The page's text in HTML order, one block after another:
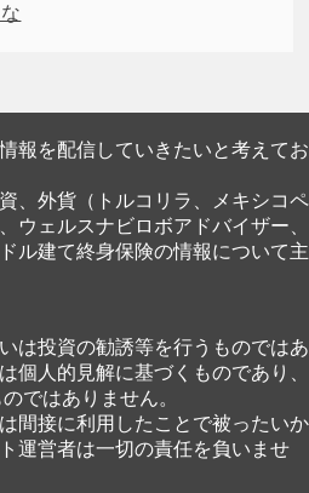
報を配信していきたいと考えてお
、外貨（トルコリラ、メキシコペ
ウェルスナビロボアドバイザー、
ル建て終身保険の情報について主
は投資の勧誘等を行うものではあ
個人的見解に基づくものであり、
ではありません。
間接に利用したことで被ったいか
運営者は一切の責任を負いませ